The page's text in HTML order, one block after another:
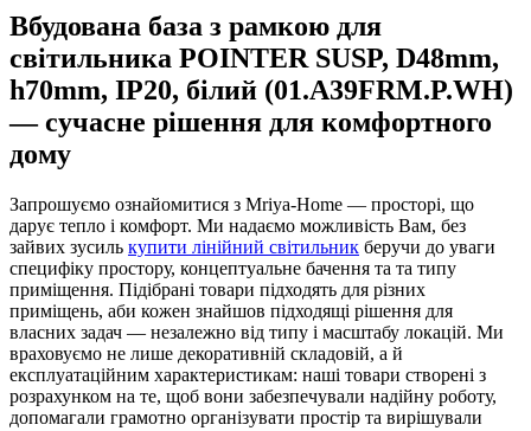
Вбудована база з рамкою для
світильника POINTER SUSP, D48mm,
h70mm, IP20, білий (01.A39FRM.P.WH)
— сучасне рішення для комфортного
дому
Запрошуємо ознайомитися з Mriya-Home — просторі, що
дарує тепло і комфорт. Ми надаємо можливість Вам, без
зайвих зусиль купити лінійний світильник беручи до уваги
специфіку простору, концептуальне бачення та та типу
приміщення. Підібрані товари підходять для різних
приміщень, аби кожен знайшов підходящі рішення для
власних задач — незалежно від типу і масштабу локацій. Ми
враховуємо не лише декоративній складовій, а й
експлуатаційним характеристикам: наші товари створені з
розрахунком на те, щоб вони забезпечували надійну роботу,
допомагали грамотно організувати простір та вирішували